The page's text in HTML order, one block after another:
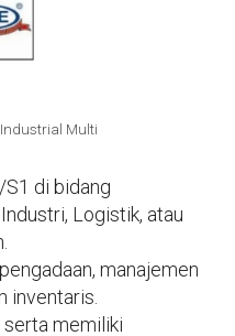
Multi
di bidang
Logistik, atau
manajemen
inventaris.
memiliki